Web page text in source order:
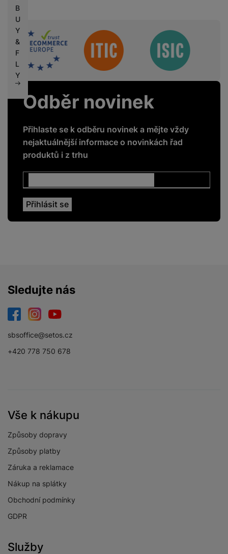
B
U
Y
&
F
L
Y
Sdružení
Odběr novinek
Přihlaste se k odběru novinek a mějte vždy
nejaktuálnější informace o novinkách řad
produktů i z trhu
Sledujte nás
sbsoffice@setos.cz
+420 778 750 678
Vše k nákupu
Způsoby dopravy
Způsoby platby
Záruka a reklamace
Nákup na splátky
Obchodní podmínky
GDPR
Služby